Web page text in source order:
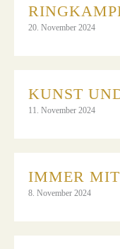
20. November 2024
KUNST
11. November 2024
IMMER
8. November 2024